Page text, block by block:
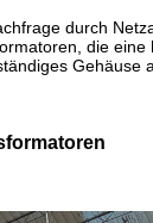
durch
die